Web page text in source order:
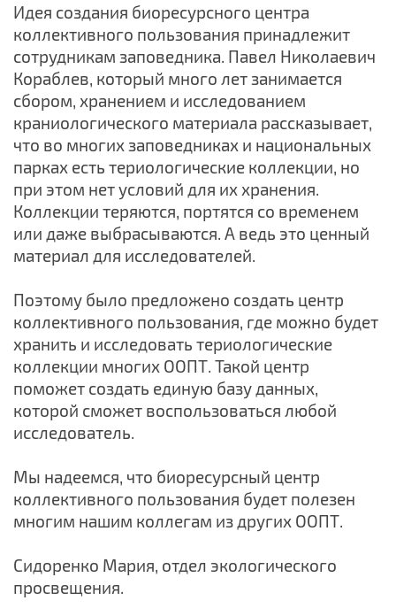
Идея создания биоресурсного центра
коллективного пользования принадлежит
сотрудникам заповедника. Павел Николаевич
Кораблев, который много лет занимается
сбором, хранением и исследованием
краниологического материала рассказывает,
что во многих заповедниках и национальных
парках есть териологические коллекции, но
при этом нет условий для их хранения.
Коллекции теряются, портятся со временем
или даже выбрасываются. А ведь это ценный
материал для исследователей.
Поэтому было предложено создать центр
коллективного пользования, где можно будет
хранить и исследовать териологические
коллекции многих ООПТ. Такой центр
поможет создать единую базу данных,
которой сможет воспользоваться любой
исследователь.
Мы надеемся, что биоресурсный центр
коллективного пользования будет полезен
многим нашим коллегам из других ООПТ.
Сидоренко Мария, отдел экологического
просвещения.